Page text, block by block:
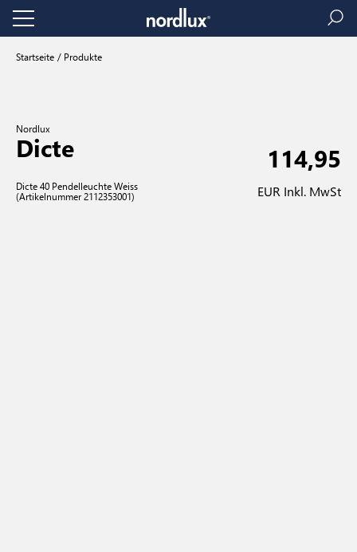
Startseite Produkte
Nordlux
Dicte
Dicte 40 Pendelleuchte Weiss
(Artikelnummer 2112353001)
114,95
EUR Inkl. MwSt